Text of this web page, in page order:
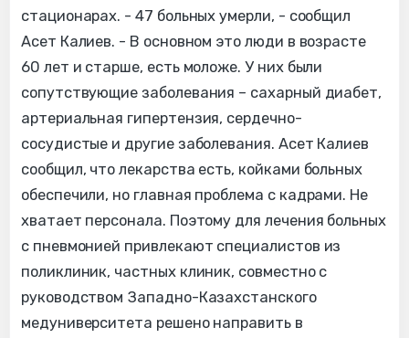
стационарах. - 47 больных умерли, - сообщил
Асет Калиев. - В основном это люди в возрасте
60 лет и старше, есть моложе. У них были
сопутствующие заболевания – сахарный диабет,
артериальная гипертензия, сердечно-
сосудистые и другие заболевания. Асет Калиев
сообщил, что лекарства есть, койками больных
обеспечили, но главная проблема с кадрами. Не
хватает персонала. Поэтому для лечения больных
с пневмонией привлекают специалистов из
поликлиник, частных клиник, совместно с
руководством Западно-Казахстанского
медуниверситета решено направить в